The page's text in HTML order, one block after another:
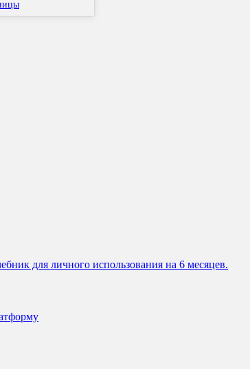
для личного использования на 6 месяцев.